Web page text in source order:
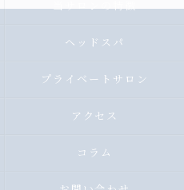
当サロンの特徴
ヘッドスパ
プライベートサロン
アクセス
コラム